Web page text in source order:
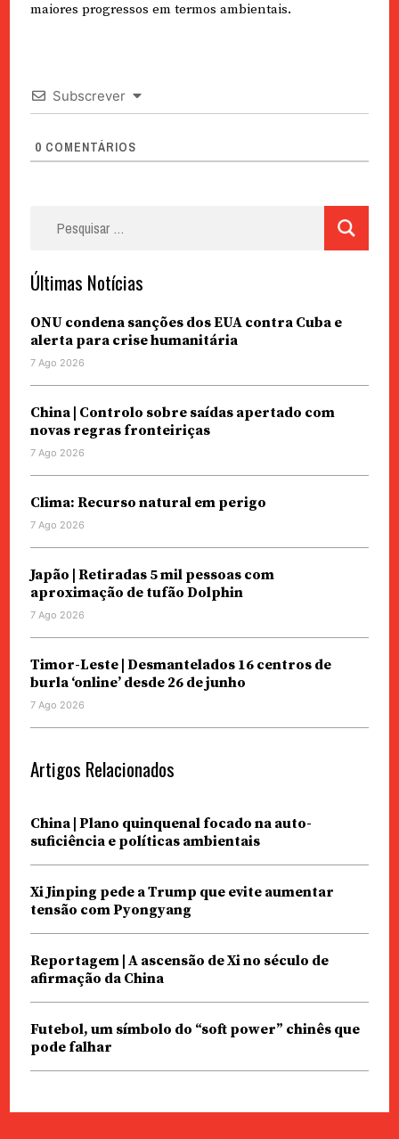
maiores progressos em termos ambientais.
Subscrever
0 COMENTÁRIOS
Últimas Notícias
ONU condena sanções dos EUA contra Cuba e
alerta para crise humanitária
7 Ago 2026
China | Controlo sobre saídas apertado com
novas regras fronteiriças
7 Ago 2026
Clima: Recurso natural em perigo
7 Ago 2026
Japão | Retiradas 5 mil pessoas com
aproximação de tufão Dolphin
7 Ago 2026
Timor-Leste | Desmantelados 16 centros de
burla ‘online’ desde 26 de junho
7 Ago 2026
Artigos Relacionados
China | Plano quinquenal focado na auto-
suficiência e políticas ambientais
Xi Jinping pede a Trump que evite aumentar
tensão com Pyongyang
Reportagem | A ascensão de Xi no século de
afirmação da China
Futebol, um símbolo do “soft power” chinês que
pode falhar